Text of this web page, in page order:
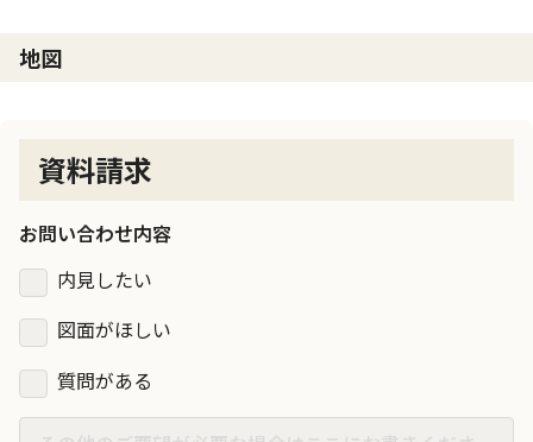
地図
資料請求
お問い合わせ内容
内見したい
図面がほしい
質問がある